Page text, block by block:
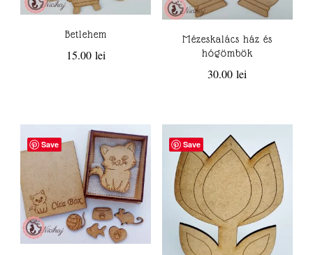
Betlehem
15.00 lei
Mézeskalács ház és
hógömbök
30.00lei
Save Save